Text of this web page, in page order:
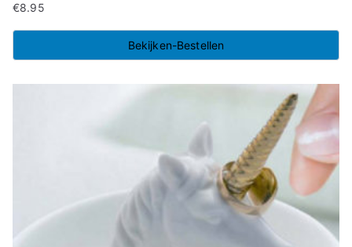
€8.95
Bekijken-Bestellen